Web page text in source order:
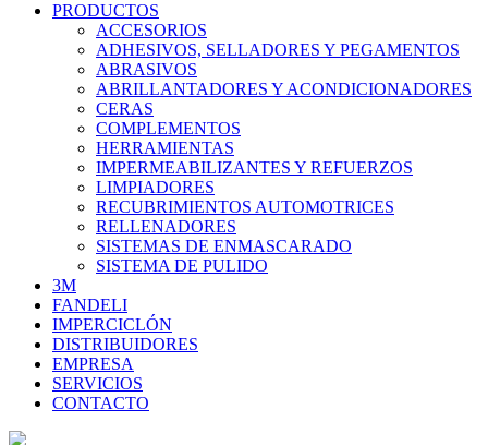
PRODUCTOS
ACCESORIOS
ADHESIVOS, SELLADORES Y PEGAMENTOS
ABRASIVOS
ABRILLANTADORES Y ACONDICIONADORES
CERAS
COMPLEMENTOS
HERRAMIENTAS
IMPERMEABILIZANTES Y REFUERZOS
LIMPIADORES
RECUBRIMIENTOS AUTOMOTRICES
RELLENADORES
SISTEMAS DE ENMASCARADO
SISTEMA DE PULIDO
3M
FANDELI
IMPERCICLÓN
DISTRIBUIDORES
EMPRESA
SERVICIOS
CONTACTO